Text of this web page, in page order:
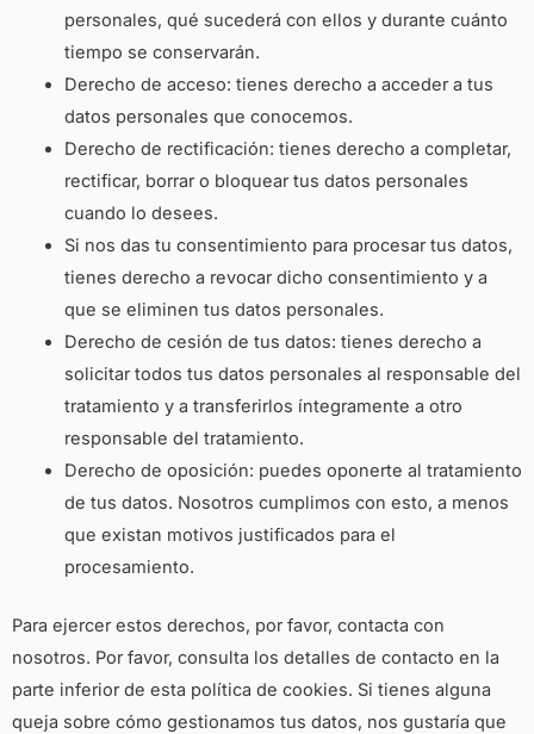
personales, qué sucederá con ellos y durante cuánto
tiempo se conservarán.
Derecho de acceso: tienes derecho a acceder a tus
datos personales que conocemos.
Derecho de rectificación: tienes derecho a completar,
rectificar, borrar o bloquear tus datos personales
cuando lo desees.
Si nos das tu consentimiento para procesar tus datos,
tienes derecho a revocar dicho consentimiento y a
que se eliminen tus datos personales.
Derecho de cesión de tus datos: tienes derecho a
solicitar todos tus datos personales al responsable del
tratamiento y a transferirlos íntegramente a otro
responsable del tratamiento.
Derecho de oposición: puedes oponerte al tratamiento
de tus datos. Nosotros cumplimos con esto, a menos
que existan motivos justificados para el
procesamiento.
Para ejercer estos derechos, por favor, contacta con
nosotros. Por favor, consulta los detalles de contacto en la
parte inferior de esta política de cookies. Si tienes alguna
queja sobre cómo gestionamos tus datos, nos gustaría que